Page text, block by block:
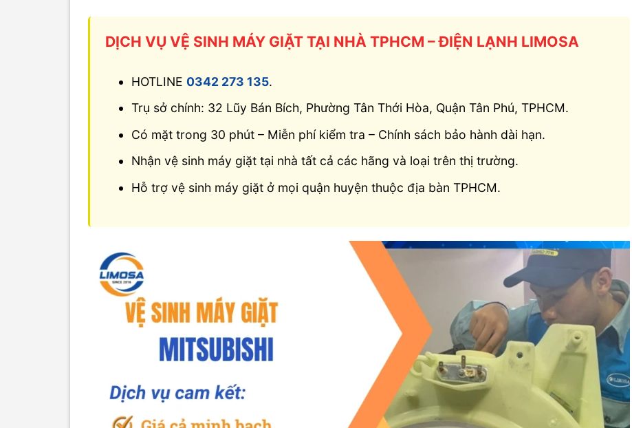
DỊCH VỤ VỆ SINH MÁY GIẶT TẠI NHÀ TPHCM – ĐIỆN LẠNH LIMOSA
HOTLINE 0342 273 135.
Trụ sở chính: 32 Lũy Bán Bích, Phường Tân Thới Hòa, Quận Tân Phú, TPHCM.
Có mặt trong 30 phút – Miễn phí kiểm tra – Chính sách bảo hành dài hạn.
Nhận vệ sinh máy giặt tại nhà tất cả các hãng và loại trên thị trường.
Hỗ trợ vệ sinh máy giặt ở mọi quận huyện thuộc địa bàn TPHCM.